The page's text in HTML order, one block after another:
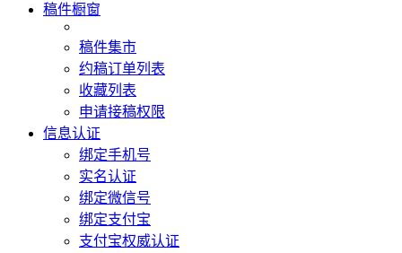
稿件橱窗
稿件集市
约稿订单列表
收藏列表
申请接稿权限
信息认证
绑定手机号
实名认证
绑定微信号
绑定支付宝
支付宝权威认证